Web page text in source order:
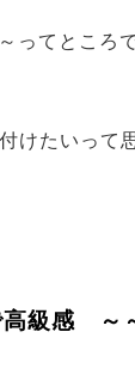
ってところ
けたいって
級感 ～